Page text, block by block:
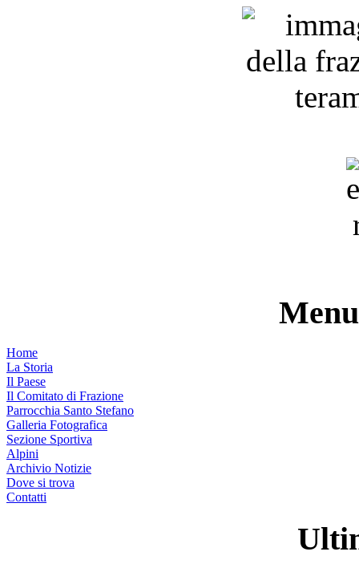
Home
La Storia
Il Paese
Il Comitato di Frazione
Parrocchia Santo Stefano
Galleria Fotografica
Sezione Sportiva
Alpini
Archivio Notizie
Dove si trova
Contatti